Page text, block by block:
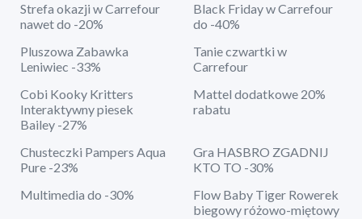
Strefa okazji w Carrefour
nawet do -20%
Black Friday w Carrefour
do -40%
Pluszowa Zabawka
Leniwiec -33%
Tanie czwartki w
Carrefour
Cobi Kooky Kritters
Interaktywny piesek
Bailey -27%
Mattel dodatkowe 20%
rabatu
Chusteczki Pampers Aqua
Pure -23%
Gra HASBRO ZGADNIJ
KTO TO -30%
Multimedia do -30%
Flow Baby Tiger Rowerek
biegowy różowo-miętowy